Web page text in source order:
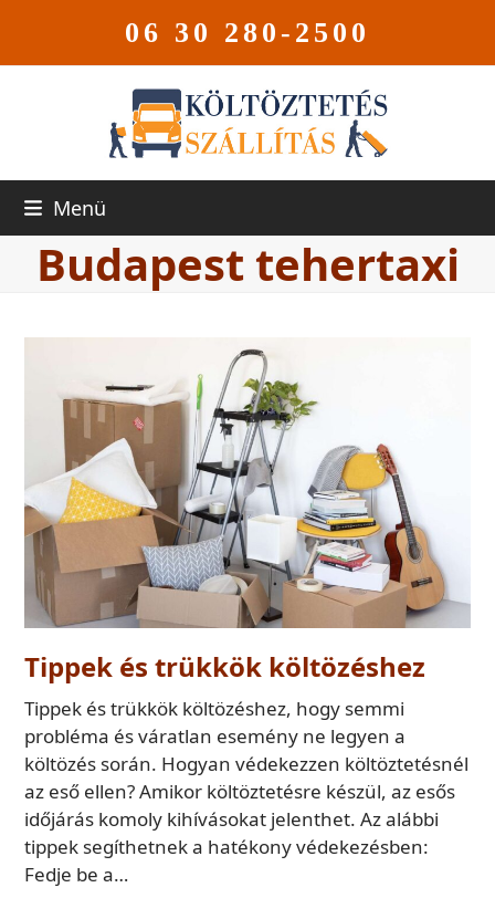
06 30 280-2500
Menü
Budapest tehertaxi
Tippek és trükkök költözéshez
Tippek és trükkök költözéshez, hogy semmi
probléma és váratlan esemény ne legyen a
költözés során. Hogyan védekezzen költöztetésnél
az eső ellen? Amikor költöztetésre készül, az esős
időjárás komoly kihívásokat jelenthet. Az alábbi
tippek segíthetnek a hatékony védekezésben:
Fedje be a…